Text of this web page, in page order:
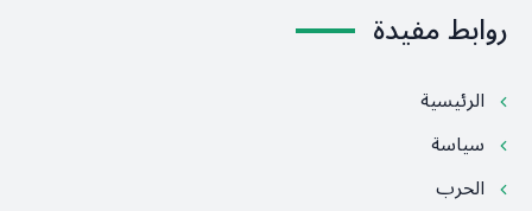
روابط مفيدة
الرئيسية
سياسة
الحرب